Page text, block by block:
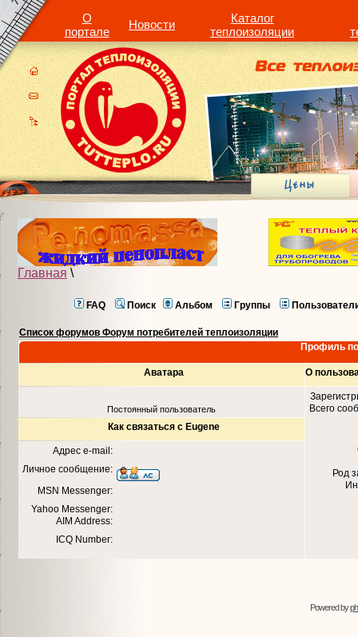
О
портале
Новости
Каталог
теплоизоляции
Главная \
FAQ Поиск Альбом Группы
Список форумов Форум потребителей теплоизоляции
Профиль
Аватара О
Постоянный пользователь
Всего
Род
Как связаться с Eugene
Адрес e-mail:
Личное сообщение:
MSN Messenger:
Yahoo Messenger:
AIM Address:
ICQ Number:
Powered by